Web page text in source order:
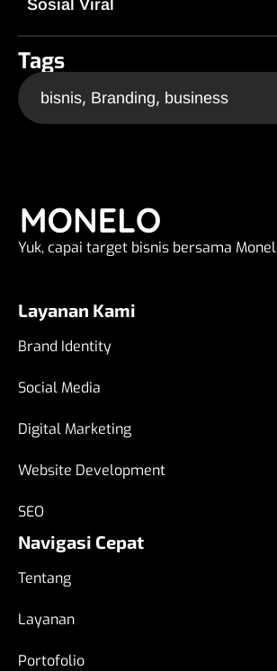
Sosial Viral
Tags
bisnis, Branding, business
Yuk, capai target bisnis bersama
Layanan Kami
Brand Identity
Social Media
Digital Marketing
Website Development
SEO
Navigasi Cepat
Tentang
Layanan
Portofolio